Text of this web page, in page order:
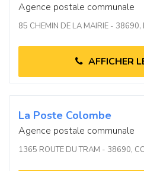
Agence postale communale
85 CHEMIN DE LA MAIRIE - 38690,
AFFICHER
La Poste Colombe
Agence postale communale
1365 ROUTE DU TRAM - 38690,